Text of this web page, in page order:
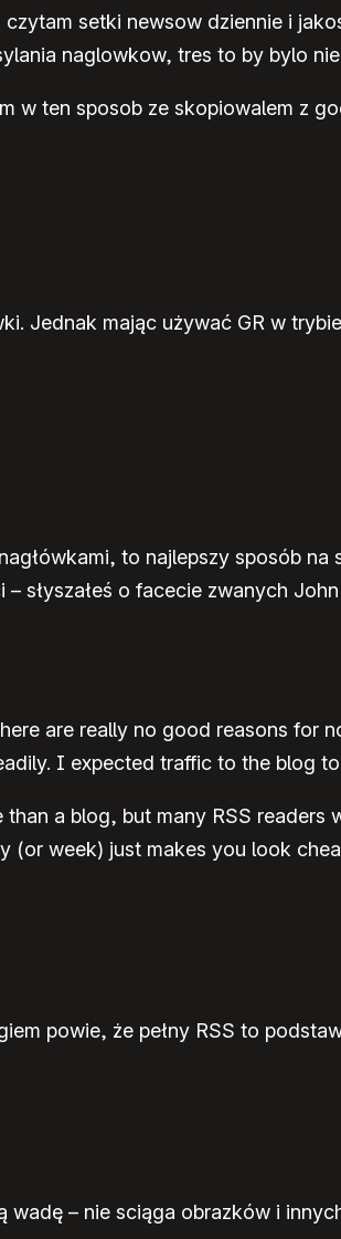
setki newsow dziennie i
naglowkow, tres to by bylo
w ten sposob ze skopiowalem z
Jednak mając używać GR w
to najlepszy sposób na
słyszałeś o facecie zwanych
are really no good reasons for
I expected traffic to the blog
a blog, but many RSS
(or week) just makes you look
powie, że pełny RSS to
wadę – nie sciąga obrazków i